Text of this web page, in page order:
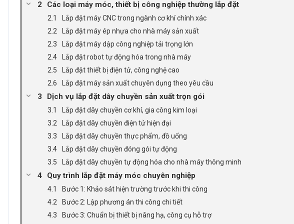
Các loại máy móc, thiết bị công nghiệp thường lắp đặt
Lắp đặt máy CNC trong ngành cơ khí chính xác
Lắp đặt máy ép nhựa cho nhà máy sản xuất
Lắp đặt máy dập công nghiệp tải trọng lớn
Lắp đặt robot tự động hóa trong nhà máy
Lắp đặt thiết bị điện tử, công nghệ cao
Lắp đặt máy sản xuất chuyên dụng theo yêu cầu
Dịch vụ lắp đặt dây chuyền sản xuất trọn gói
Lắp đặt dây chuyền cơ khí, gia công kim loại
Lắp đặt dây chuyền điện tử hiện đại
Lắp đặt dây chuyền thực phẩm, đồ uống
Lắp đặt dây chuyền đóng gói tự động
Lắp đặt dây chuyền tự động hóa cho nhà máy thông minh
Quy trình lắp đặt máy móc chuyên nghiệp
Bước 1: Khảo sát hiện trường trước khi thi công
Bước 2: Lập phương án thi công chi tiết
Bước 3: Chuẩn bị thiết bị nâng hạ, công cụ hỗ trợ